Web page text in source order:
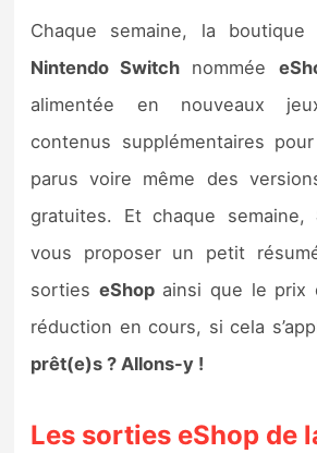
Tests et previews
Tests de jeux
Tests d’accessoires
Autres tests
Précommandes
Précommandes jeux
Sorties de jeux
Chaque semaine, la
Nintendo Switch nommée
alimentée en nouveaux
contenus supplémentaires
parus voire même des
gratuites. Et chaque semaine,
vous proposer un petit
sorties eShopainsi que le prix
réduction en cours, si cela
prêt(e)s ? Allons-y !
Les sorties eShop de